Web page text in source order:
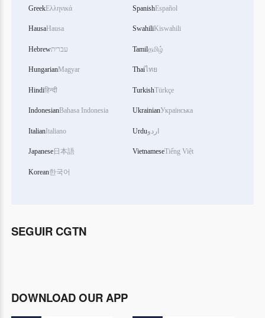
GreekΕλληνικά
HausaHausa
Hebrewעברית
HungarianMagyar
Hindiहिन्दी
IndonesianBahasa Indonesia
ItalianItaliano
Japanese日本語
Korean한국어
SpanishEspañol
SwahiliKiswahili
Tamilதமிழ்
Thaiไทย
TurkishTürkçe
UkrainianУкраїнська
Urduاردو
VietnameseTiếng Việt
SEGUIR CGTN
DOWNLOAD OUR APP